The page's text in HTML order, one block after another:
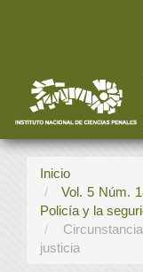
Barra
lateral
Inicio
Vol. 5 Núm.
Policía y la
justicia